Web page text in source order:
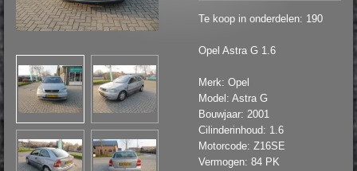
Te koop in onderdelen: 190
Opel Astra G 1.6
Merk: Opel
Model: Astra G
Bouwjaar: 2001
Cilinderinhoud: 1.6
Motorcode: Z16SE
Vermogen: 84 PK